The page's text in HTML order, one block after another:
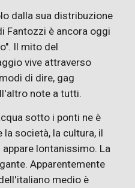
dalla sua distribuzione
Fantozzi è ancora oggi
Il mito del
vive attraverso
di dire, gag
note a tutti.
sotto i ponti ne è
società, la cultura, il
lontanissimo. La
Apparentemente
medio è